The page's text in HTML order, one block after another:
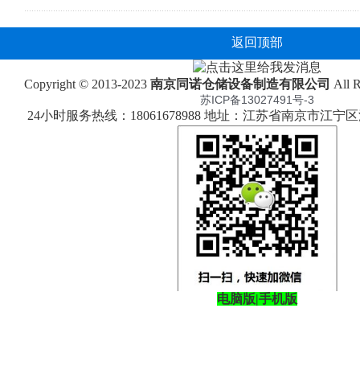
返回顶部
Copyright © 2013-2023 南京同诺仓储设备制造有限公司 All
苏ICP备13027491号-3
24小时服务热线：18061678988 地址：江苏省南京市江宁
电脑版|手机版